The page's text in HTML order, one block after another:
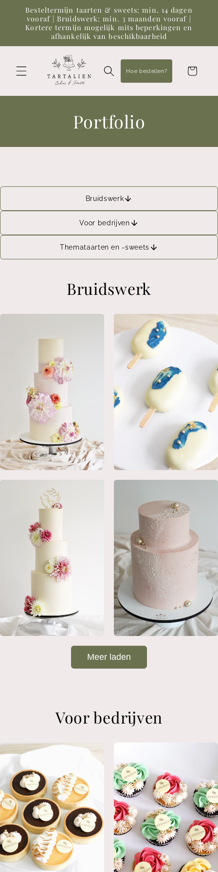
naar de
content
Besteltermijn taarten & sweets: min. 14 dagen
vooraf | Bruidswerk: min. 3 maanden vooraf |
Kortere termijn mogelijk mits beperkingen en
afhankelijk van beschikbaarheid
Hoe bestellen?Winkelwagen
Portfolio
Bruidswerk
Voor bedrijven
Themataarten en -sweets
Bruidswerk
Meer laden
Voor bedrijven